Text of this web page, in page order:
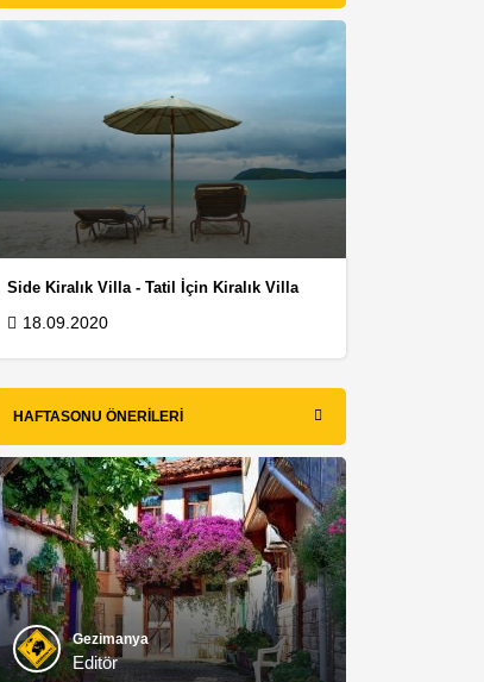
Side Kiralık Villa - Tatil İçin Kiralık Villa
18.09.2020
HAFTASONU ÖNERILERI
Gezimanya
Editör